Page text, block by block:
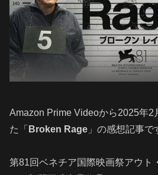
Amazon Prime Videoから2025年2
た「 Broken Rage 」の感想記事で
第81回ベネチア国際映画祭アウト